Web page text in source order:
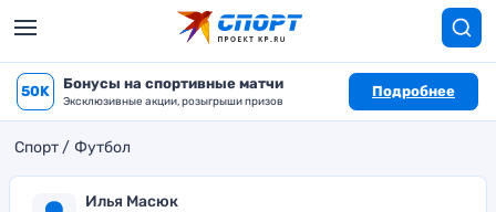
50K Бонусы на спортивные матчи
Эксклюзивные акции, розыгрыши призов
Подробнее
Спорт Футбол
Илья Масюк